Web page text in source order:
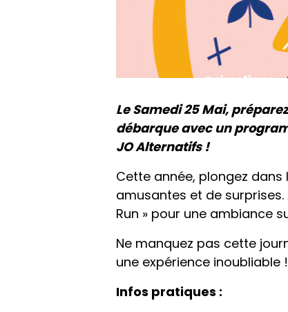
Le Samedi 25 Mai,
débarque avec un
JO Alternatifs !
Cette année, plongez
amusantes et de
Run » pour une ambiance
Ne manquez pas cette
une expérience inoubliable !
Infos pratiques :